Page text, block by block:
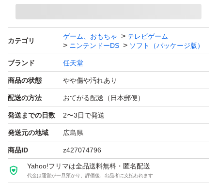
カテゴリ
ゲーム、おもちゃ
テレビゲーム
ニンテンドーDS
ソフト（パッケージ版）
ブランド 任天堂
商品の状態 やや傷や汚れあり
配送の方法 おてがる配送（日本郵便）
発送までの日数 2〜3日で発送
発送元の地域 広島県
商品ID z427074796
Yahoo!フリマは全品送料無料・匿名配送
代金は運営が一旦預かり、評価後、出品者に支払われます